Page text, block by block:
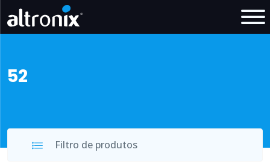
52
Filtro de produtos